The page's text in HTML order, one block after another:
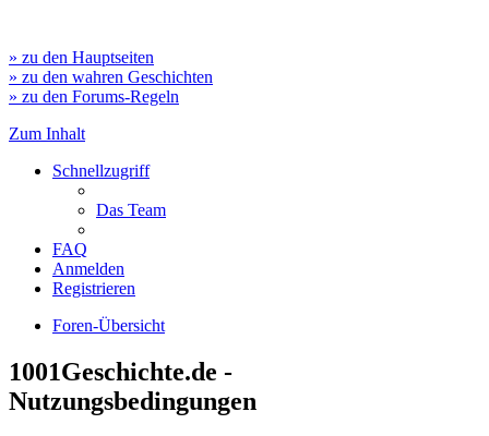
» zu den Hauptseiten
» zu den wahren Geschichten
» zu den Forums-Regeln
Zum Inhalt
Schnellzugriff
Das Team
FAQ
Anmelden
Registrieren
Foren-Übersicht
1001Geschichte.de -
Nutzungsbedingungen